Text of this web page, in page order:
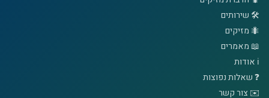
🛠️ שירותים
🐜 מזיקים
📖 מאמרים
ℹ️ אודות
❓ שאלות נפוצות
✉️ צור קשר